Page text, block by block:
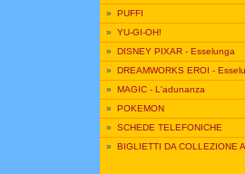
» PUFFI
» YU-GI-OH!
» DISNEY PIXAR - Esselunga
» DREAMWORKS EROI -
» MAGIC - L'adunanza
» POKEMON
» SCHEDE TELEFONICHE
» BIGLIETTI DA COLLEZIONE